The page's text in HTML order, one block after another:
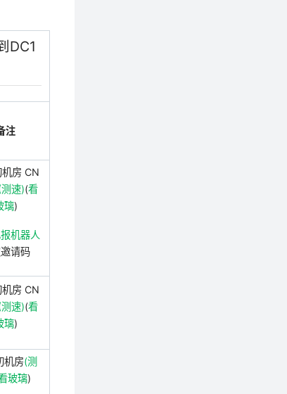
DC1
注
房 CN
速)(看
璃)
机器人
请码
房 CN
速)(看
璃)
机房(测
玻璃)